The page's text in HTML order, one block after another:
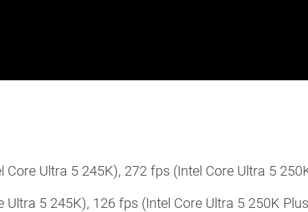
Ultra 5 245K), 272 fps (Intel Core Ultra 5
5 245K), 126 fps (Intel Core Ultra 5 250K